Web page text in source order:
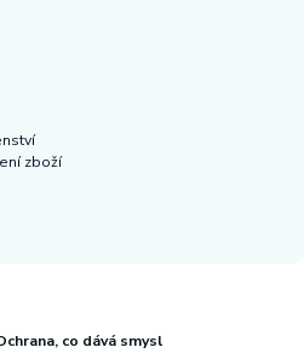
co dává smysl
zboží